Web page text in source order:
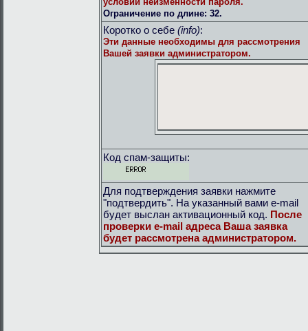
Ограничение по длине: 32.
Коротко о себе (info):
Эти данные необходимы для рассмотрения
Вашей заявки администратором.
Код спам-защиты:
Для подтверждения заявки нажмите
"подтвердить". На указанный вами e-mail
будет выслан активационный код. После
проверки e-mail адреса Ваша заявка
будет рассмотрена администратором.